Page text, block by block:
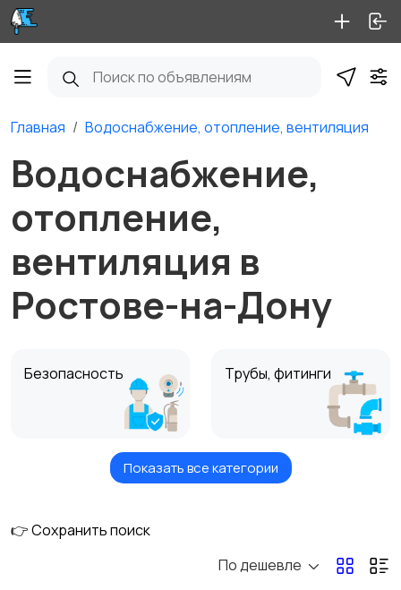
Главная Водоснабжение, отопление, вентиляция
Водоснабжение,
отопление,
вентиляция в
Ростове-на-Дону
Безопасность Трубы, фитинги
Кондиционеры,
Сантехника и
Котлы, радиаторы,
Показать все категории
👉 Сохранить поиск
По дешевле